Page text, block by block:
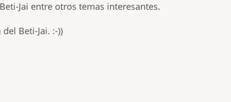
Jai entre otros temas interesantes.
Beti-Jai. :-))